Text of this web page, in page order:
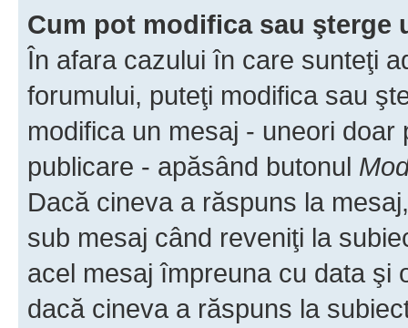
Cum pot modifica sau şterge
În afara cazului în care sunteţi
forumului, puteţi modifica sau
modifica un mesaj - uneori
publicare - apăsând butonul
Dacă cineva a răspuns la
sub mesaj când reveniţi la
acel mesaj împreuna cu data şi
dacă cineva a răspuns la